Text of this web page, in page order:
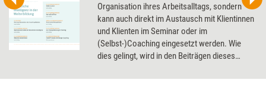
Organisation ihres Arbeitsalltags, sondern
kann auch direkt im Austausch mit Klientinnen
und Klienten im Seminar oder im
(Selbst-)Coaching eingesetzt werden. Wie
dies gelingt, wird in den Beiträgen dieses